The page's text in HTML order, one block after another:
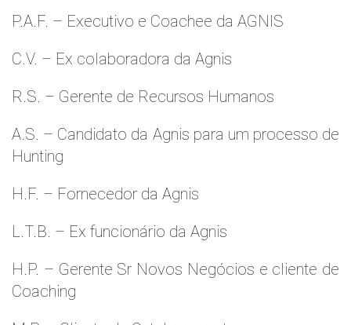
P.A.F. – Executivo e Coachee da AGNIS
C.V. – Ex colaboradora da Agnis
R.S. – Gerente de Recursos Humanos
A.S. – Candidato da Agnis para um processo de
Hunting
H.F. – Fornecedor da Agnis
L.T.B. – Ex funcionário da Agnis
H.P. – Gerente Sr Novos Negócios e cliente de
Coaching